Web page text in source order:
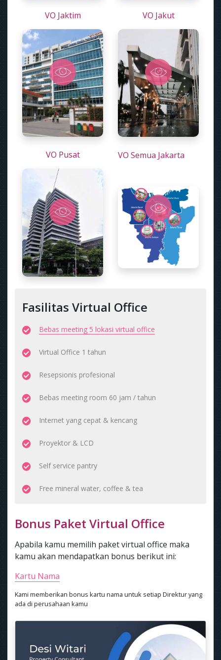
VO Jaktim VO Jakut
VO Pusat VO Semua Jakarta
Fasilitas Virtual Office
Bebas meeting 5 lokasi virtual office
Virtual Office 1 tahun
Resepsionis profesional
Bebas meeting room 60 jam / tahun
Internet yang cepat & kencang
Proyektor & LCD
Self service pantry
Free mineral water, coffee & tea
Bonus Paket Virtual Office
Apabila kamu memilih paket virtual office maka
kamu akan mendapatkan bonus berikut ini:
Kartu Nama
Kami memberikan bonus kartu nama untuk setiap Direktur yang
ada di perusahaan kamu